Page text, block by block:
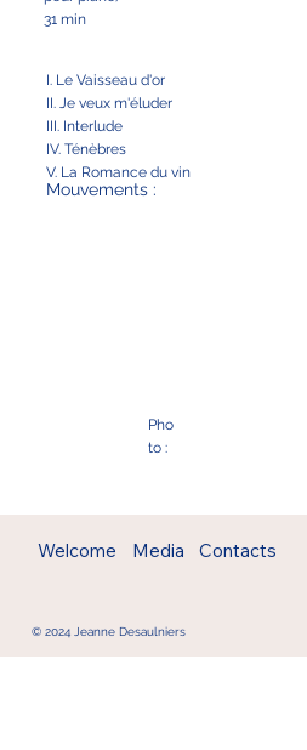
31 min
Mouvements :
I. Le Vaisseau d'or
II. Je veux m'éluder
III. Interlude
IV. Ténèbres
V. La Romance du vin
Pho
to :
© 2024 Jeanne Desaulniers
Welcome Media Contacts